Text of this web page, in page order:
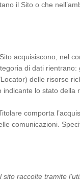
il Sito o che
acquisiscono, nel
di dati
delle risorse
lo stato della
comporta
comunicazioni.
raccolte tramite